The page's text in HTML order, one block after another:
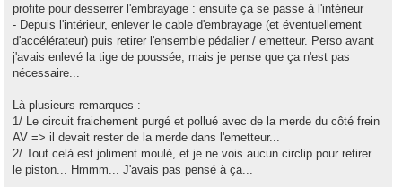
profite pour desserrer l'embrayage : ensuite ça se passe à l'intérieur
- Depuis l'intérieur, enlever le cable d'embrayage (et éventuellement
d'accélérateur) puis retirer l'ensemble pédalier / emetteur. Perso avant
j'avais enlevé la tige de poussée, mais je pense que ça n'est pas
nécessaire...
Là plusieurs remarques :
1/ Le circuit fraichement purgé et pollué avec de la merde du côté frein
AV => il devait rester de la merde dans l'emetteur...
2/ Tout celà est joliment moulé, et je ne vois aucun circlip pour retirer
le piston... Hmmm... J'avais pas pensé à ça...